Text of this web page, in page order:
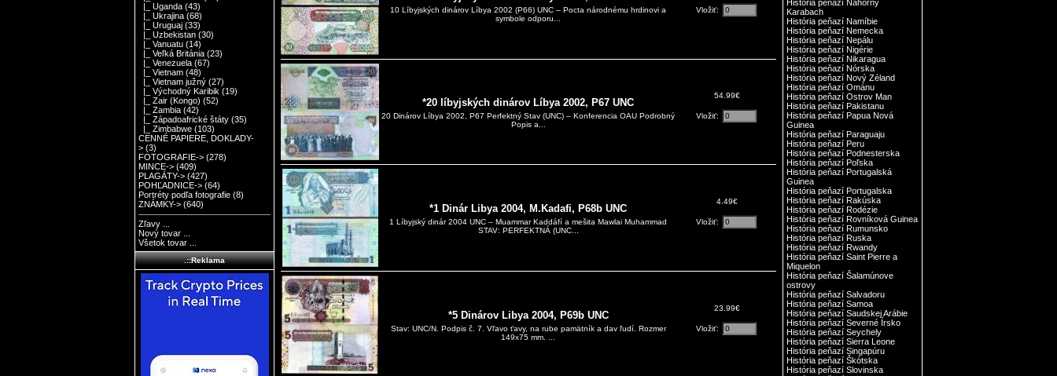
|_ Uganda (43)
|_ Ukrajina (68)
|_ Uruguaj (33)
|_ Uzbekistan (30)
|_ Vanuatu (14)
|_ Veľká Británia (23)
|_ Venezuela (67)
|_ Vietnam (48)
|_ Vietnam južný (27)
|_ Východný Karibik (19)
|_ Zair (Kongo) (52)
|_ Zambia (42)
|_ Západoafrické štáty (35)
|_ Zimbabwe (103)
CENNÉ PAPIERE, DOKLADY-
> (3)
FOTOGRAFIE-> (278)
MINCE-> (409)
PLAGÁTY-> (427)
POHĽADNICE-> (64)
Portréty podľa fotografie (8)
ZNÁMKY-> (640)
Zľavy ...
Nový tovar ...
Všetok tovar ...
.::Reklama
10 Líbyjských dinárov Líbya 2002 (P66) UNC – Pocta národnému hrdinovi a
symbole odporu...
Vložiť:
*20 líbyjských dinárov Líbya 2002, P67 UNC
20 Dinárov Líbya 2002, P67 Perfektný Stav (UNC) – Konferencia OAU Podrobný
Popis a...
54.99€
Vložiť:
*1 Dinár Libya 2004, M.Kadafi, P68b UNC
1 Líbyjský dinár 2004 UNC – Muammar Kaddáfí a mešita Mawlai Muhammad
STAV: PERFEKTNÁ (UNC...
4.49€
Vložiť:
*5 Dinárov Libya 2004, P69b UNC
Stav: UNC/N. Podpis č. 7. Vľavo ťavy, na rube pamätník a dav ľudí. Rozmer
149x75 mm. ...
23.99€
Vložiť:
História peňazí Náhorný
Karabach
História peňazí Namíbie
História peňazí Nemecka
História peňazí Nepálu
História peňazí Nigérie
História peňazí Nikaragua
História peňazí Nórska
História peňazí Nový Zéland
História peňazí Ománu
História peňazí Ostrov Man
História peňazí Pakistanu
História peňazí Papua Nová
Guinea
História peňazí Paraguaju
História peňazí Peru
História peňazí Podnesterska
História peňazí Poľska
História peňazí Portugalská
Guinea
História peňazí Portugalska
História peňazí Rakúska
História peňazí Rodézie
História peňazí Rovníková Guinea
História peňazí Rumunsko
História peňazí Ruska
História peňazí Rwandy
História peňazí Saint Pierre a
Miquelon
História peňazí Šalamúnove
ostrovy
História peňazí Salvadoru
História peňazí Samoa
História peňazí Saudskej Arábie
História peňazí Severné Írsko
História peňazí Seychely
História peňazí Sierra Leone
História peňazí Singapúru
História peňazí Škótska
História peňazí Slovinska